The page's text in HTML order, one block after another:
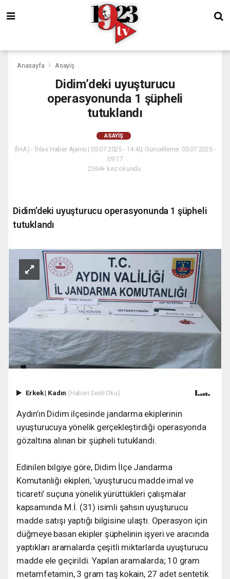
Anasayfa Asayiş
Didim’deki uyuşturucu
operasyonunda 1 şüpheli
tutuklandı
ASAYIŞ
(İHA) - İhlas Haber Ajansı | 05.07.2025 - 14:40, Güncelleme: 05.07.2025 -
09:17
2364+ kez okundu.
Didim’deki uyuşturucu operasyonunda 1 şüpheli
tutuklandı
Erkek| Kadın (Haberi Sesli Oku)
Aydın’ın Didim ilçesinde jandarma ekiplerinin
uyuşturucuya yönelik gerçekleştirdiği operasyonda
gözaltına alınan bir şüpheli tutuklandı.
Edinilen bilgiye göre, Didim İlçe Jandarma
Komutanlığı ekipleri, ’uyuşturucu madde imal ve
ticareti’ suçuna yönelik yürüttükleri çalışmalar
kapsamında M.İ. (31) isimli şahsın uyuşturucu
madde satışı yaptığı bilgisine ulaştı. Operasyon için
düğmeye basan ekipler şüphelinin işyeri ve aracında
yaptıkları aramalarda çeşitli miktarlarda uyuşturucu
madde ele geçirildi. Yapılan aramalarda; 10 gram
metamfetamin, 3 gram taş kokain, 27 adet sentetik